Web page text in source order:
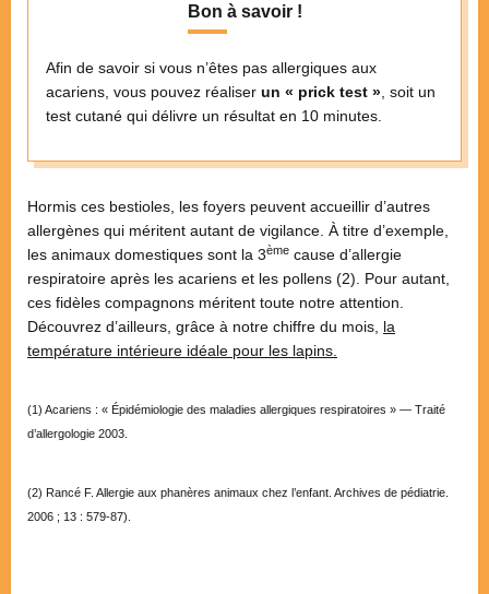
Bon à savoir !
Afin de savoir si vous n’êtes pas allergiques aux
acariens, vous pouvez réaliser un « prick test » , soit un
test cutané qui délivre un résultat en 10 minutes.
Hormis ces bestioles, les foyers peuvent accueillir d’autres
allergènes qui méritent autant de vigilance. À titre d’exemple,
les animaux domestiques sont la 3ème cause d’allergie
respiratoire après les acariens et les pollens (2). Pour autant,
ces fidèles compagnons méritent toute notre attention.
Découvrez d’ailleurs, grâce à notre chiffre du mois, la
température intérieure idéale pour les lapins.
(1) Acariens : « Épidémiologie des maladies allergiques respiratoires » — Traité
d’allergologie 2003.
(2) Rancé F. Allergie aux phanères animaux chez l’enfant. Archives de pédiatrie.
2006 ; 13 : 579-87).